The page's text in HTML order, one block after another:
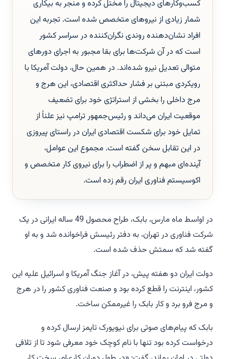
کسب‌وکارهای دیجیتال را مختل کرده و منجر به بیکاری
شمار زیادی از نیروهای متخصص شده است. تجربه این
افراد نشان‌دهنده روندی نگران‌کننده در سراسر کشور
است که در آن شرکت‌ها برای بقا مجبور به اجرای دورهای
متوالی تعدیل نیرو شده‌اند. در همین حال، دولت آمریکا با
رویکردی مبتنی بر فشار حداکثری اقتصادی، این هرج‌ و
مرج داخلی را بخشی از استراتژی خود برای تضعیف
موقعیت ایران می‌داند و رئیس‌جمهور ترامپ نیز علناً از
تمایل خود برای شکست اقتصادی ایران در راستای پیروزی
در این تقابل سخن گفته است. مجموع این عوامل،
آینده‌ای مبهم و پر از اضطراب را برای نیروی کار متخصص و
اکوسیستم فناوری ایران رقم زده است.
در اواسط ماه مارس، بابک، طراح محصول 49 ساله ایرانی در یک
شرکت فناوری در تهران، به دفتر رئیسش فراخوانده شد و به او
گفته شد که سمتش حذف شده است.
دولت ایران دو هفته پیش، در آغاز جنگ آمریکا و اسرائیل علیه این
کشور، اینترنت را قطع کرده بود و صنعت فناوری کشور را در هرج
و مرج فرو برد و کار بابک را غیرممکن ساخت.
بابک که پیام‌های صوتی برای نیویورک تایمز ارسال کرده و
درخواست کرده بود تنها با نام کوچک خود معرفی شود تا از تلافی